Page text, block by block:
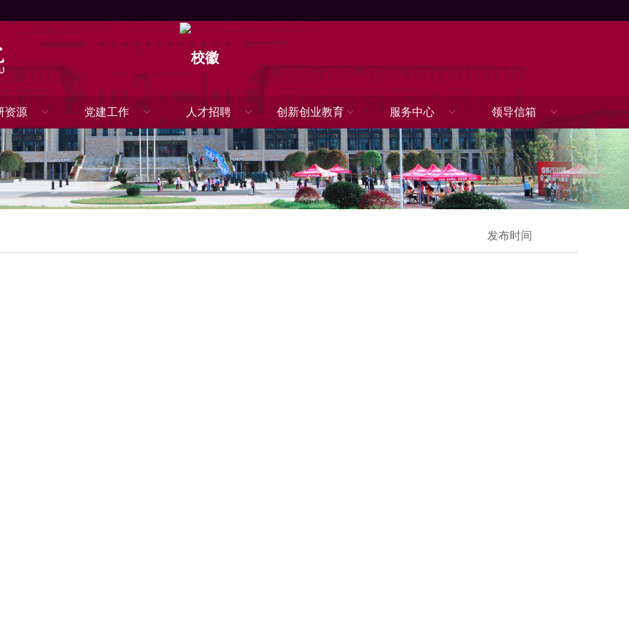
资源 党建工作 人才招聘 创新创业教育 服务中心 领导信箱
发布时间